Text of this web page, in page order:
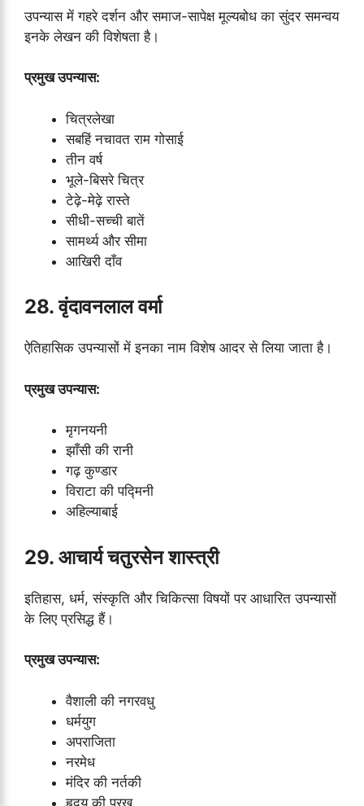
उपन्यास में गहरे दर्शन और समाज-सापेक्ष मूल्यबोध का सुंदर समन्वय
इनके लेखन की विशेषता है।
प्रमुख उपन्यास:
चित्रलेखा
सबहिं नचावत राम गोसाई
तीन वर्ष
भूले-बिसरे चित्र
टेढ़े-मेढ़े रास्ते
सीधी-सच्ची बातें
सामर्थ्य और सीमा
आखिरी दाँव
28. वृंदावनलाल वर्मा
ऐतिहासिक उपन्यासों में इनका नाम विशेष आदर से लिया जाता है।
प्रमुख उपन्यास:
मृगनयनी
झाँसी की रानी
गढ़ कुण्डार
विराटा की पद्मिनी
अहिल्याबाई
29. आचार्य चतुरसेन शास्त्री
इतिहास, धर्म, संस्कृति और चिकित्सा विषयों पर आधारित उपन्यासों
के लिए प्रसिद्ध हैं।
प्रमुख उपन्यास:
वैशाली की नगरवधु
धर्मयुग
अपराजिता
नरमेध
मंदिर की नर्तकी
हृदय की परख